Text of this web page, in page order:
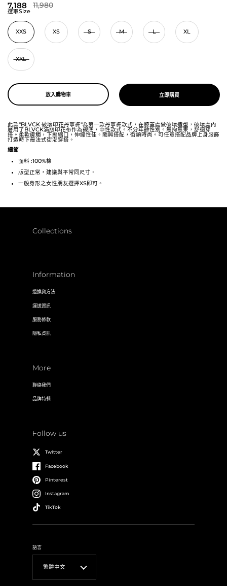
7,188 11,980
選取Size
XXS XS S M L XL
XXL
放入購物車 立即購買
此款"BLVCK 破壞印花丹寧褲"為第一款丹寧褲款式，在膝蓋處做破壞造型，破壞處內
層用了BLVCK滿版印花布作為襯底， 中性款式。 不分年齡性別 。 無拘無束， 舒適穿
搭。 柔軟膚觸，下擺縮口，伸縮性佳。 隨興搭配，街頭時尚。 可任意搭配品牌上身服飾
打造時下最法式街潮穿搭 。
細節
面料 :100%棉
版型正常，建議與平常同尺寸。
一般身形之女性朋友選擇XS即可。
Collections
Information
退換貨方法
運送資訊
服務條款
隱私資訊
More
聯絡我們
品牌特輯
Follow us
Twitter
Facebook
Pinterest
Instagram
TikTok
語言
繁體中文